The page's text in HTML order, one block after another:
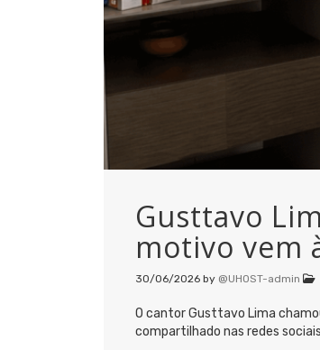
Gusttavo
motivo vem
30/06/2026 by @UHOST-admin
O cantor Gusttavo Lima
compartilhado nas redes